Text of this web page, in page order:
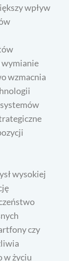
wpływ
wymianie
wzmacnia
wysokiej
czy
w życiu